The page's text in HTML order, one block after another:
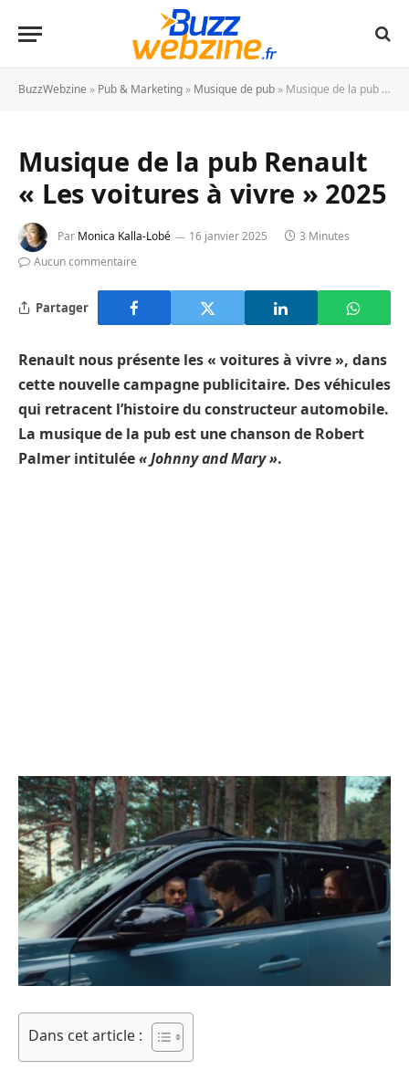
BuzzWebzine » Pub & Marketing » Musique de pub » Musique de la pub Renault « Les voitures à vivre » 2025
Musique de la pub Renault
« Les voitures à vivre » 2025
Par Monica Kalla-Lobé 16 janvier 2025
3 Minutes
Aucun commentaire
Partager
Renault nous présente les « voitures à vivre », dans
cette nouvelle campagne publicitaire. Des véhicules
qui retracent l’histoire du constructeur automobile.
La musique de la pub est une chanson de Robert
Palmer intitulée« Johnny and Mary ».
Dans cet article :